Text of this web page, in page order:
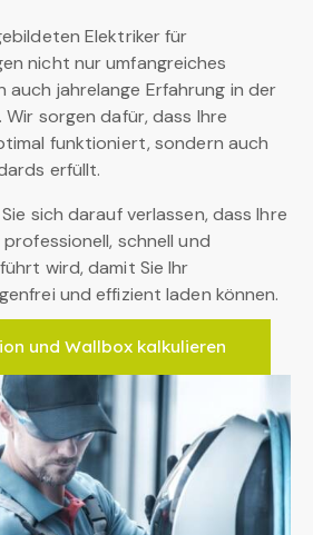
Elektriker für
nicht nur umfangreiches
auch jahrelange Erfahrung in der
sorgen dafür, dass Ihre
funktioniert, sondern auch
erfüllt.
sich darauf verlassen, dass Ihre
schnell und
wird, damit Sie Ihr
und effizient laden können.
und Wallbox kalkulieren